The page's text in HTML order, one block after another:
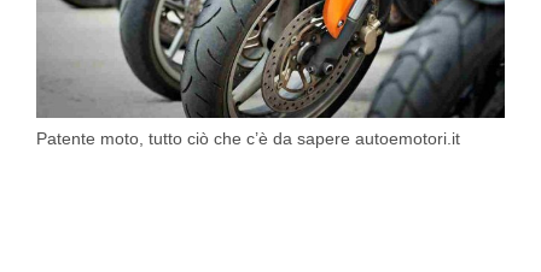
Patente moto, tutto ciò che c’è da sapere autoemotori.it